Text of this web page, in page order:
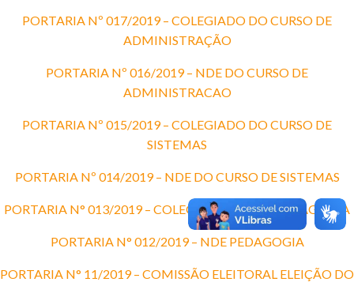
PORTARIA Nº 017/2019 – COLEGIADO DO CURSO DE
ADMINISTRAÇÃO
PORTARIA Nº 016/2019 – NDE DO CURSO DE
ADMINISTRACAO
PORTARIA Nº 015/2019 – COLEGIADO DO CURSO DE
SISTEMAS
PORTARIA Nº 014/2019 – NDE DO CURSO DE SISTEMAS
PORTARIA N° 013/2019 – COLEGIADO CURSO PEDAGOGIA
PORTARIA N° 012/2019 – NDE PEDAGOGIA
PORTARIA N° 11/2019 – COMISSÃO ELEITORAL ELEIÇÃO DO